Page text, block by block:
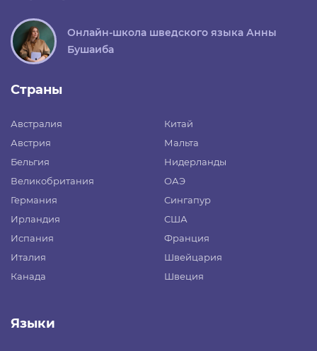
Онлайн-школа шведского языка Анны
Бушаиба
Страны
Австралия
Австрия
Бельгия
Великобритания
Германия
Ирландия
Испания
Италия
Канада
Китай
Мальта
Нидерланды
ОАЭ
Сингапур
США
Франция
Швейцария
Швеция
Языки